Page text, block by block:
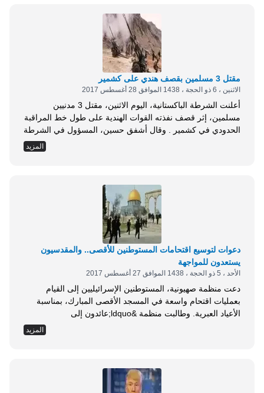
مقتل 3 مسلمين بقصف هندي على كشمير
الاثنين ، 6 ذو الحجة ، 1438 الموافق 28 أغسطس 2017
أعلنت الشرطة الباكستانية، اليوم الاثنين، مقتل 3 مدنيين
مسلمين، إثر قصف نفذته القوات الهندية على طول خط المراقبة
الحدودي في كشمير . وقال أشفق حسين، المسؤول في الشرطة
الباكستانية، في تصريح صحفي، إن قذيفة مصدرها القوات الهندية
أصابت منزلا في منطقة فاتحبور، بالجزء الخاضع لباكستان من
المزيد
دعوات لتوسيع اقتحامات المستوطنين للأقصى.. والمقدسيون
يستعدون للمواجهة
الأحد ، 5 ذو الحجة ، 1438 الموافق 27 أغسطس 2017
دعت منظمة صهيونية، المستوطنين الإسرائيليين إلى القيام
بعمليات اقتحام واسعة في المسجد الأقصى المبارك، بمناسبة
الأعياد العبرية. وطالبت منظمة &ldquo;عائدون إلى
المعبد&rdquo; اليهودية المتطرفة، حكومة الاحتلال الإسرائيلي
بالسماح لأعضاء الكنيست اليهود باستئناف اقتحامات...
المزيد